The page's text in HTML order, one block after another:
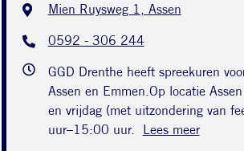
Mien Ruysweg 1, Assen
0592 - 306 244
GGD Drenthe heeft spreekuren
Assen en Emmen.Op locatie
en vrijdag (met uitzondering van
uur–15:00 uur.
Lees meer